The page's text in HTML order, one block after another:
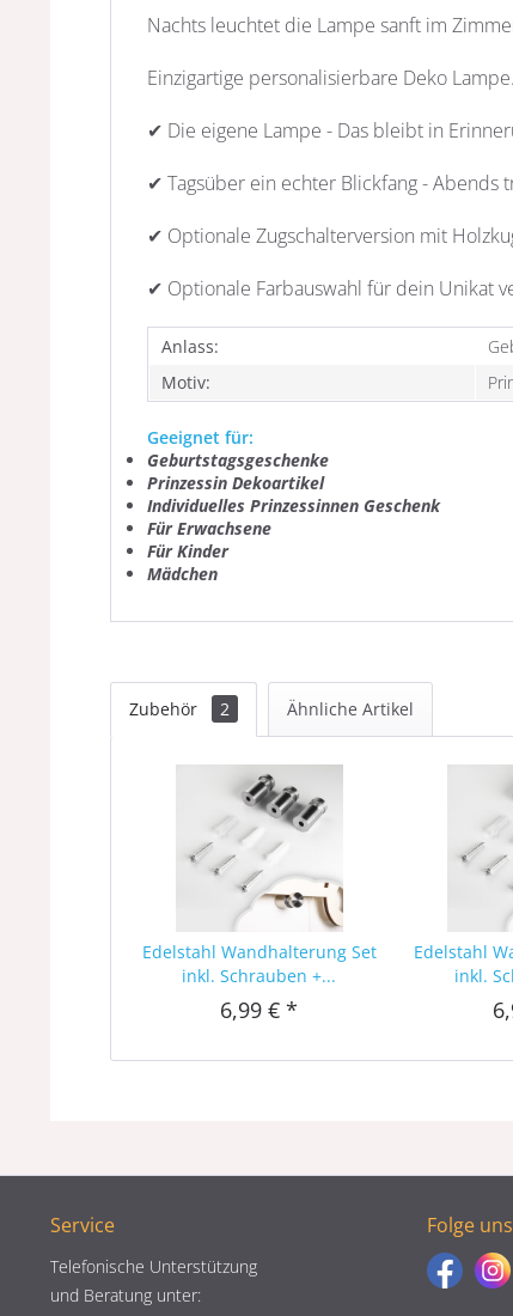
Nachts leuchtet die Lampe sanft im
Einzigartige personalisierbare Deko
✔ Die eigene Lampe - Das bleibt in
✔ Tagsüber ein echter Blickfang - Abends
✔ Optionale Zugschalterversion mit
✔ Optionale Farbauswahl für dein Unikat
Anlass:
Motiv:
Geeignet für:
Geburtstagsgeschenke
Prinzessin Dekoartikel
Individuelles Prinzessinnen Geschenk
Für Erwachsene
Für Kinder
Mädchen
Zubehör 2 Ähnliche Artikel
Edelstahl Wandhalterung Set
inkl. Schrauben +...
6,99 € *
Edelstahl
inkl.
Service
Telefonische Unterstützung
und Beratung unter:
Folge uns